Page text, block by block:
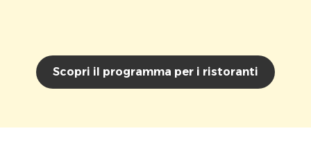
Scopri il programma per i ristoranti